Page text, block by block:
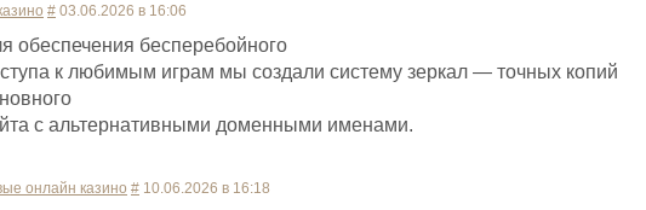
# 03.06.2026 в 16:06
обеспечения бесперебойного
к любимым играм мы создали систему зеркал — точных копий
с альтернативными доменными именами.
онлайн казино # 10.06.2026 в 16:18